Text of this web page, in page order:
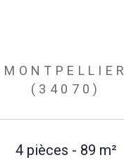
MONTPELLIER
(34070)
4 pièces - 89 m²